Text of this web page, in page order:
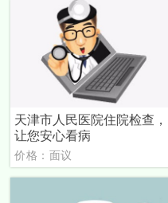
天津市人民医院住院检查，
让您安心看病
价格：面议